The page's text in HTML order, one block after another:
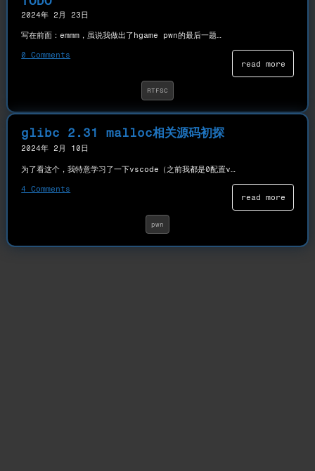
2024年 2月 23日
写在前面：emmm，虽说我做出了hgame pwn的最后一题…
0 Comments
read more
RTFSC
glibc 2.31 malloc相关源码初探
2024年 2月 10日
为了看这个，我特意学习了一下vscode（之前我都是0配置v…
4 Comments
read more
pwn